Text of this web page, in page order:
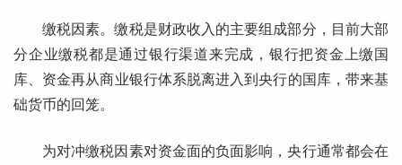
缴税因素。缴税是财政收入的主要组成部分，目前大部
分企业缴税都是通过银行渠道来完成，银行把资金上缴国
库、资金再从商业银行体系脱离进入到央行的国库，带来基
础货币的回笼。
为对冲缴税因素对资金面的负面影响，央行通常都会在